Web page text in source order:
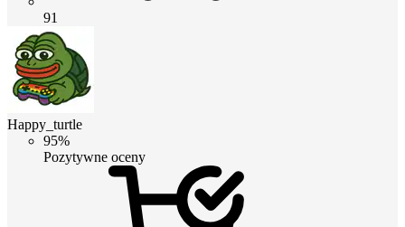
91
Happy_turtle
95%
Pozytywne oceny